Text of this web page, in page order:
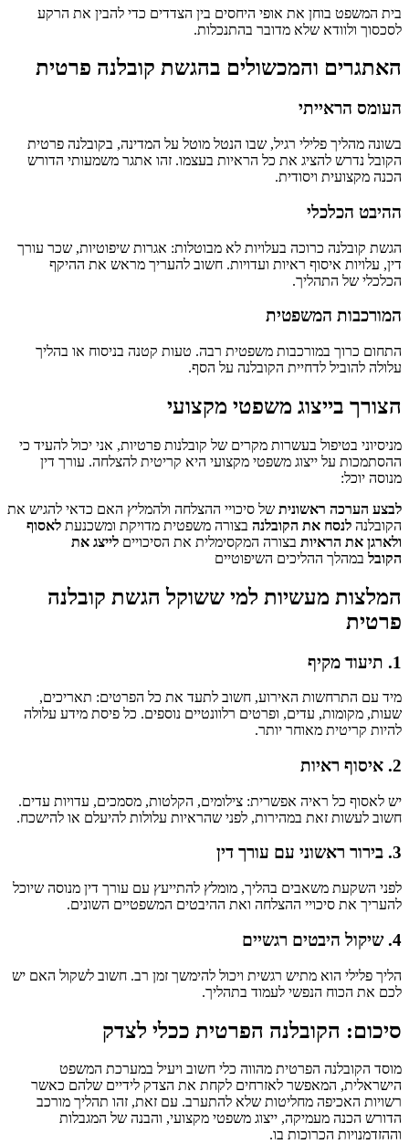
בית המשפט בוחן את אופי היחסים בין הצדדים כדי להבין את הרקע
לסכסוך ולוודא שלא מדובר בהתנכלות.
האתגרים והמכשולים בהגשת קובלנה פרטית
העומס הראייתי
בשונה מהליך פלילי רגיל, שבו הנטל מוטל על המדינה, בקובלנה פרטית
הקובל נדרש להציג את כל הראיות בעצמו. זהו אתגר משמעותי הדורש
הכנה מקצועית ויסודית.
ההיבט הכלכלי
הגשת קובלנה כרוכה בעלויות לא מבוטלות: אגרות שיפוטיות, שכר עורך
דין, עלויות איסוף ראיות ועדויות. חשוב להעריך מראש את ההיקף
הכלכלי של התהליך.
המורכבות המשפטית
התחום כרוך במורכבות משפטית רבה. טעות קטנה בניסוח או בהליך
עלולה להוביל לדחיית הקובלנה על הסף.
הצורך בייצוג משפטי מקצועי
מניסיוני בטיפול בעשרות מקרים של קובלנות פרטיות, אני יכול להעיד כי
ההסתמכות על ייצוג משפטי מקצועי היא קריטית להצלחה. עורך דין
מנוסה יוכל:
לבצע הערכה ראשונית של סיכויי ההצלחה ולהמליץ האם כדאי להגיש את
הקובלנה לנסח את הקובלנה בצורה משפטית מדויקת ומשכנעת לאסוף
ולארגן את הראיות בצורה המקסימלית את הסיכויים לייצג את
הקובל במהלך ההליכים השיפוטיים
המלצות מעשיות למי ששוקל הגשת קובלנה
פרטית
1. תיעוד מקיף
מיד עם התרחשות האירוע, חשוב לתעד את כל הפרטים: תאריכים,
שעות, מקומות, עדים, ופרטים רלוונטיים נוספים. כל פיסת מידע עלולה
להיות קריטית מאוחר יותר.
2. איסוף ראיות
יש לאסוף כל ראיה אפשרית: צילומים, הקלטות, מסמכים, עדויות עדים.
חשוב לעשות זאת במהירות, לפני שהראיות עלולות להיעלם או להישכח.
3. בירור ראשוני עם עורך דין
לפני השקעת משאבים בהליך, מומלץ להתייעץ עם עורך דין מנוסה שיוכל
להעריך את סיכויי ההצלחה ואת ההיבטים המשפטיים השונים.
4. שיקול היבטים רגשיים
הליך פלילי הוא מתיש רגשית ויכול להימשך זמן רב. חשוב לשקול האם יש
לכם את הכוח הנפשי לעמוד בתהליך.
סיכום: הקובלנה הפרטית ככלי לצדק
מוסד הקובלנה הפרטית מהווה כלי חשוב ויעיל במערכת המשפט
הישראלית, המאפשר לאזרחים לקחת את הצדק לידיים שלהם כאשר
רשויות האכיפה מחליטות שלא להתערב. עם זאת, זהו תהליך מורכב
הדורש הכנה מעמיקה, ייצוג משפטי מקצועי, והבנה של המגבלות
וההזדמנויות הכרוכות בו.